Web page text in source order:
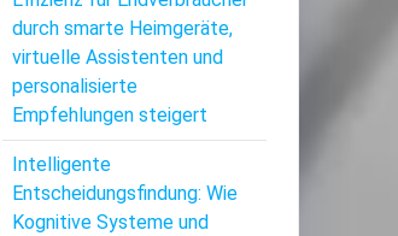
durch smarte Heimgeräte,
virtuelle Assistenten und
personalisierte
Empfehlungen steigert
Intelligente
Entscheidungsfindung: Wie
Kognitive Systeme und